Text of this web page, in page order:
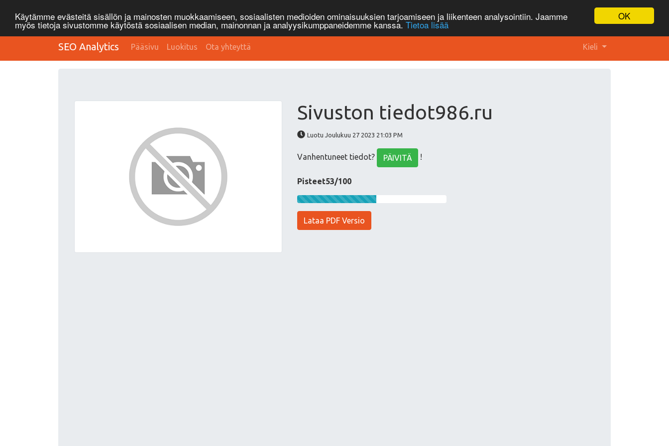
OK
Käytämme evästeitä sisällön ja mainosten muokkaamiseen, sosiaalisten medioiden ominaisuuksien tarjoamiseen ja liikenteen analysointiin. Jaamme
myös tietoja sivustomme käytöstä sosiaalisen median, mainonnan ja analyysikumppaneidemme kanssa. Tietoa lisää
SEO Analytics Pääsivu Luokitus Ota yhteyttä Kieli
Sivuston tiedot986.ru
Luotu Joulukuu 27 2023 21:03 PM
Vanhentuneet tiedot? PÄIVITÄ !
Pisteet53/100
Lataa PDF Versio